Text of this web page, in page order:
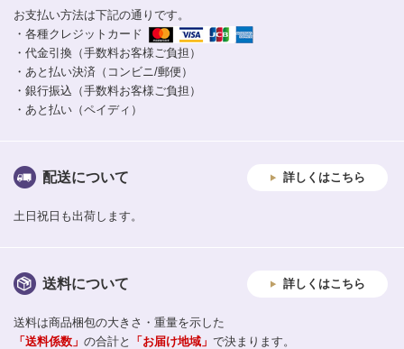
お支払い方法は下記の通りです。
・各種クレジットカード
・代金引換（手数料お客様ご負担）
・あと払い決済（コンビニ/郵便）
・銀行振込（手数料お客様ご負担）
・あと払い（ペイディ）
配送について 詳しくはこちら
土日祝日も出荷します。
送料について 詳しくはこちら
送料は商品梱包の大きさ・重量を示した
「送料係数」 の合計と 「お届け地域」 で決まります。